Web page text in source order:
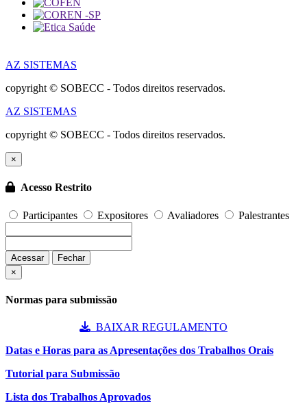
AZ SISTEMAS
copyright © SOBECC - Todos direitos reservados.
AZ SISTEMAS
copyright © SOBECC - Todos direitos reservados.
×
Acesso Restrito
Participantes Expositores Avaliadores Palestrantes
Acessar
Fechar
×
Normas para submissão
BAIXAR REGULAMENTO
Datas e Horas para as Apresentações dos Trabalhos Orais
Tutorial para Submissão
Lista dos Trabalhos Aprovados